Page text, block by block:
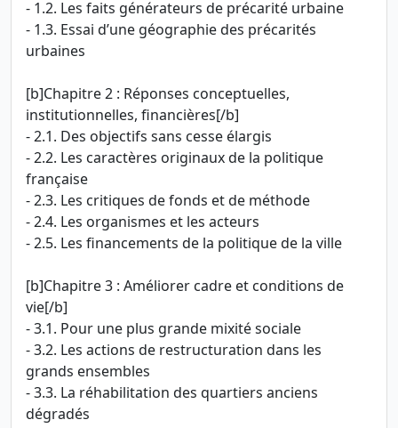
- 1.2. Les faits générateurs de précarité urbaine
- 1.3. Essai d’une géographie des précarités
urbaines
[b]Chapitre 2 : Réponses conceptuelles,
institutionnelles, financières[/b]
- 2.1. Des objectifs sans cesse élargis
- 2.2. Les caractères originaux de la politique
française
- 2.3. Les critiques de fonds et de méthode
- 2.4. Les organismes et les acteurs
- 2.5. Les financements de la politique de la ville
[b]Chapitre 3 : Améliorer cadre et conditions de
vie[/b]
- 3.1. Pour une plus grande mixité sociale
- 3.2. Les actions de restructuration dans les
grands ensembles
- 3.3. La réhabilitation des quartiers anciens
dégradés